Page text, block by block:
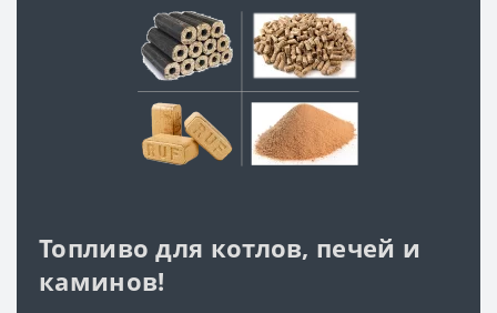
Топливо для котлов, печей и
каминов!